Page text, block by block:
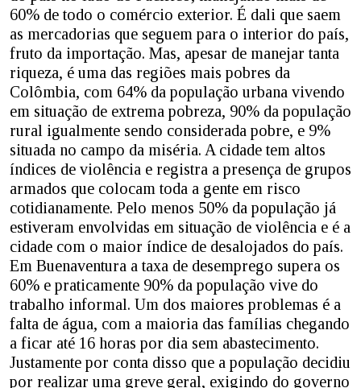
60% de todo o comércio exterior. É dali que saem
as mercadorias que seguem para o interior do país,
fruto da importação. Mas, apesar de manejar tanta
riqueza, é uma das regiões mais pobres da
Colômbia, com 64% da população urbana vivendo
em situação de extrema pobreza, 90% da população
rural igualmente sendo considerada pobre, e 9%
situada no campo da miséria. A cidade tem altos
índices de violência e registra a presença de grupos
armados que colocam toda a gente em risco
cotidianamente. Pelo menos 50% da população já
estiveram envolvidas em situação de violência e é a
cidade com o maior índice de desalojados do país.
Em Buenaventura a taxa de desemprego supera os
60% e praticamente 90% da população vive do
trabalho informal. Um dos maiores problemas é a
falta de água, com a maioria das famílias chegando
a ficar até 16 horas por dia sem abastecimento.
Justamente por conta disso que a população decidiu
por realizar uma greve geral, exigindo do governo